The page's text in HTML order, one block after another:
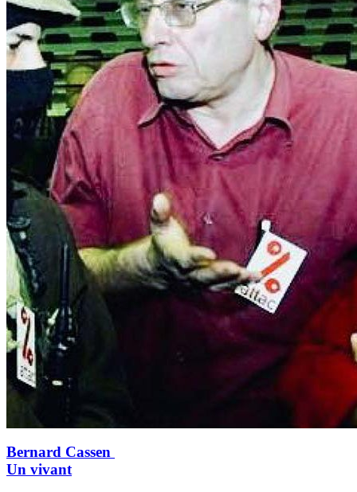
Bernard Cassen
Un vivant